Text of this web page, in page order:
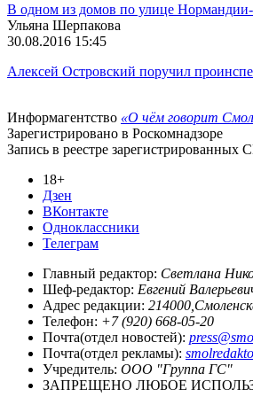
В одном из домов по улице
Ульяна Шерпакова
30.08.2016 15:45
Алексей Островский поручил
Информагентство «О чём говорит
Зарегистрировано в Роскомнадзоре
Запись в реестре
18+
Дзен
ВКонтакте
Одноклассники
Телеграм
Главный редактор: Светлана
Шеф-редактор: Евгений
Адрес редакции:
Телефон: +7 (920) 668-05-20
Почта(отдел новостей):
Почта(отдел рекламы):
Учредитель: ООО "Группа ГС"
ЗАПРЕЩЕНО ЛЮБОЕ